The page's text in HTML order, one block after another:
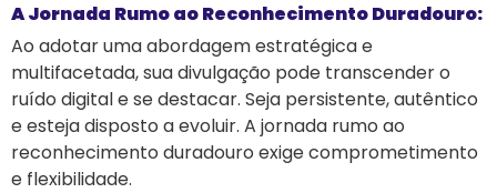
A Jornada Rumo ao Reconhecimento Duradouro:
Ao adotar uma abordagem estratégica e
multifacetada, sua divulgação pode transcender o
ruído digital e se destacar. Seja persistente, autêntico
e esteja disposto a evoluir. A jornada rumo ao
reconhecimento duradouro exige comprometimento
e flexibilidade.